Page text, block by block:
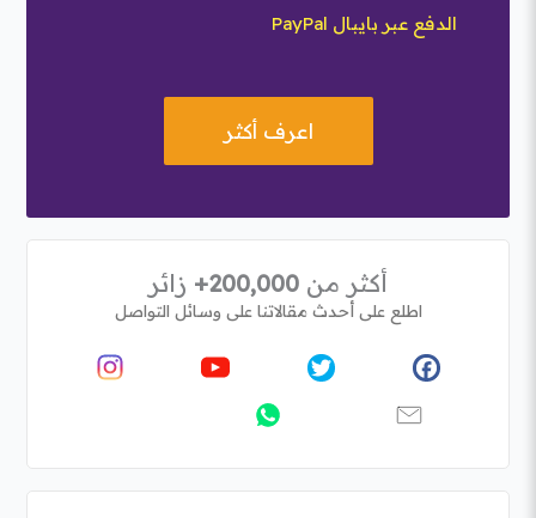
الدفع عبر بايبال PayPal
اعرف أكثر
أكثر من 200,000+ زائر
اطلع على أحدث مقالاتنا على وسائل التواصل